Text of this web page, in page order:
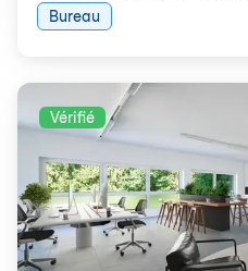
Bureau
Vérifié